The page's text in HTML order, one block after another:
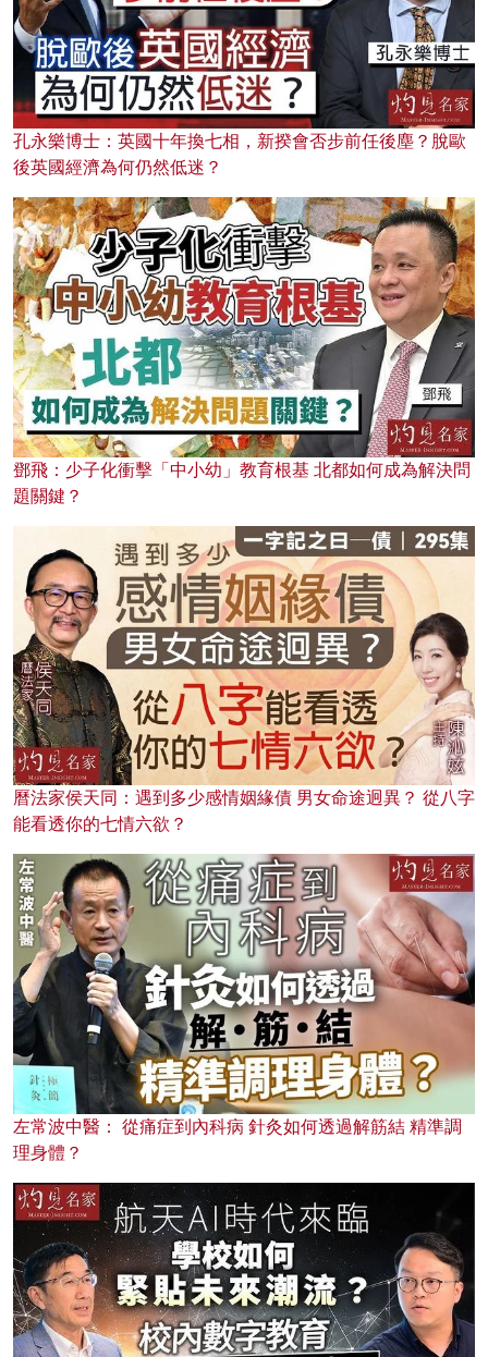
孔永樂博士：英國十年換七相，新揆會否步前任後塵？脫歐
後英國經濟為何仍然低迷？
鄧飛：少子化衝擊「中小幼」教育根基 北都如何成為解決問
題關鍵？
曆法家侯天同：遇到多少感情姻緣債 男女命途迥異？ 從八字
能看透你的七情六欲？
左常波中醫： 從痛症到內科病 針灸如何透過解筋結 精準調
理身體？